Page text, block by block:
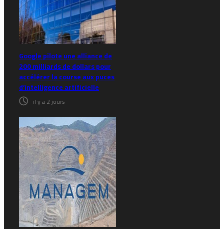
Google pilote une alliance de
200 milliards de dollars pour
accélérer la course aux puces
d’intelligence artificielle
il y a 2 jours